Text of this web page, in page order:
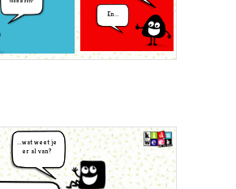
En...
...wat weet je
er al van?